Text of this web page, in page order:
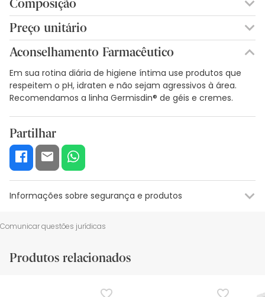
Composição
AQUI. GLICERINA. HAMAMELIS VIRGINIANA EXTRACTO.
POLIACRILATO DE GLICERILO. POLISSORBATO 20. GLUTAMATO
DE COCO E SÓDIO. EXTRACTO DE CAMOMILA RECUTITA.
EXTRACTO DE AVENA SATIVA.FENOXIETANOL. ÁCIDO LÁCTICO.
METILPARABENO. PROPILPARABENO. 2BROMO2
NITROPROPANO1,3DIOL. ETILPARABENO. BUTILPARABENO.
PARFUM.
Preço unitário
0,48€ / Unidades
Aconselhamento Farmacêutico
Em sua rotina diária de higiene íntima use produtos que
respeitem o pH, idraten e não sejam agressivos à área.
Recomendamos a linha Germisdin® de géis e cremes.
Partilhar
Informações sobre segurança e produtos
Informações sobre o rótulo
Utilizar a toalhinha suavemente para a higiene da área
Fechar cuidadosamente a embalagem após o uso.
Comunicar questões jurídicas
Produtos relacionados